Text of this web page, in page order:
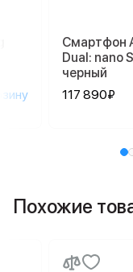
Смартфон
Dual: nano
черный
117 890₽
Похожие